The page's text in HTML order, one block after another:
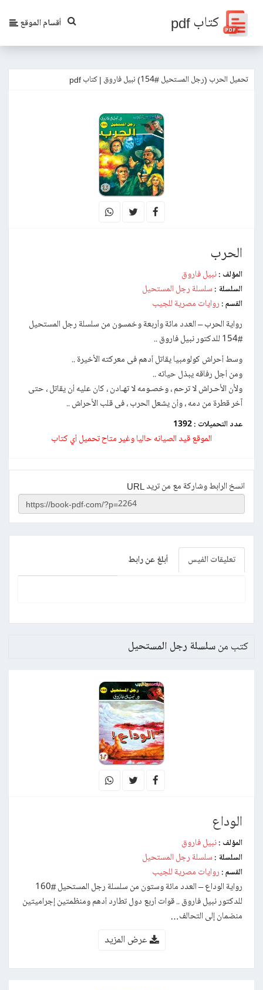
كتاب pdf أقسام الموقع
تحميل الحرب (رجل المستحيل #154) نبيل فاروق | كتاب pdf
الحرب
المؤلف : نبيل فاروق
السلسلة : سلسلة رجل المستحيل
القسم : روايات مصرية للجيب
رواية الحرب – العدد مائة وأربعة وخمسون من سلسلة رجل المستحيل
#154 للدكتور نبيل فاروق ..
وسط أحراش كولومبيا يقاتل أدهم فى معركته الأخيرة ..
ومن أجل رفاقه يبذل حياته ..
ولأن الأحـراش لا ترحم ، وخصـومه لا تهـادن ، كان عليه أن يقاتل ، حتى
آخر قطرة من دمه ، وأن يشعل الحرب ، فى قلب الأحراش ..
عدد التحميلات : 1392
الموقع قيد الصيانه حاليا وغير متاح تحميل أي كتاب
انسخ الرابط وشاركة مع من تريد URL
تعليقات الفيس أبلغ عن رابط
كتب من سلسلة رجل المستحيل
الوداع
المؤلف : نبيل فاروق
السلسلة : سلسلة رجل المستحيل
القسم : روايات مصرية للجيب
رواية الوداع – العدد مائة وستون من سلسلة رجل المستحيل #160
للدكتور نبيل فاروق .. قوات أربع دول تطارد أدهم ومنظمتين إجراميتين
منضمان إلى التحالف…
عرض المزيد